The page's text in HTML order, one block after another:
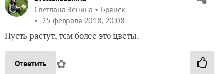
Светлана Зенина
Брянск
25 февраля 2018, 20:08
Пусть растут, тем более это цветы.
Ответить ✿